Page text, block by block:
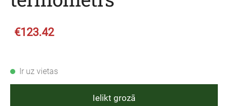
€123.42
Ir uz vietas
Ielikt grozā